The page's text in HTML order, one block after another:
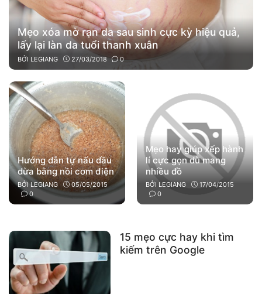
Mẹo xóa mờ rạn da sau sinh cực kỳ hiệu quả,
lấy lại làn da tuổi thanh xuân
BỞI LEGIANG 27/03/2018 0
Hướng dẫn tự nấu dầu
dừa bằng nồi cơm điện
BỞI LEGIANG
05/05/2015
0
Mẹo hay giúp xếp hành
lí cực gọn dù mang
nhiều đồ
BỞI LEGIANG
17/04/2015
0
15 mẹo cực hay khi tìm
kiếm trên Google